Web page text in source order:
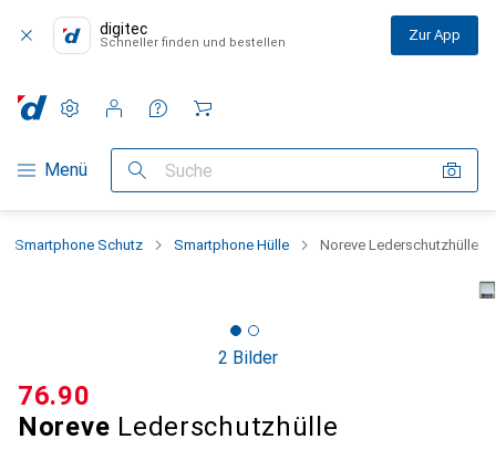
digitec
Schneller finden und bestellen Zur App
Navigation nach Kategorien
Menü Suche
Einstellungen
Kundenkonto
Vergleichslisten
Merklisten
Warenkorb
Smartphone Schutz Smartphone Hülle Noreve Lederschutzhülle
2 Bilder
Noreve Lederschutzhülle
CHF
76.90